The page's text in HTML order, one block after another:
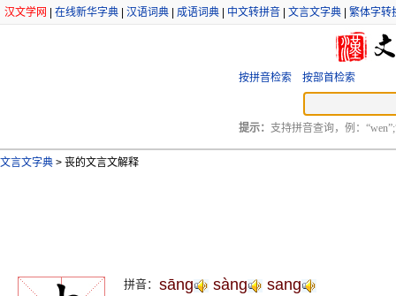
汉文学网 在线新华字典 汉语词典 成语词典 中文转拼音 文言文字典 繁体字转
按拼音检索 按部首检索
提示： 支持拼音查询，例：
文言文字典 > 丧的文言文解释
拼音： sāng sàng sang